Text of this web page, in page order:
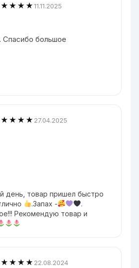
11.11.2025
Спасибо большое
27.04.2025
день, товар пришел быстро
.Запах -
.
Рекомендую товар и
22.08.2024